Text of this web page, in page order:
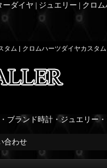
ーダイヤ | ジュエリー | クロ
タム | クロムハーツダイヤカスタ
ブランド時計・ジュエリー
合わせ